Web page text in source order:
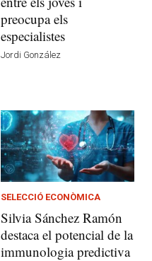
preocupa els
especialistes
Jordi González
SELECCIÓ ECONÒMICA
Silvia Sánchez Ramón
destaca el potencial de la
immunologia predictiva